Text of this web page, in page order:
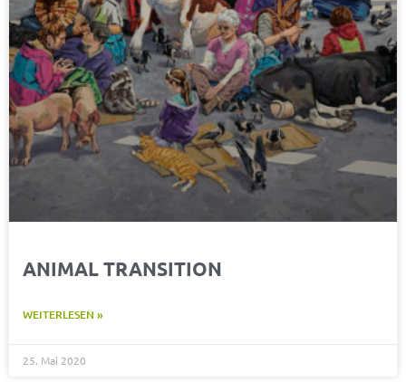
ANIMAL TRANSITION
WEITERLESEN »
25. Mai 2020